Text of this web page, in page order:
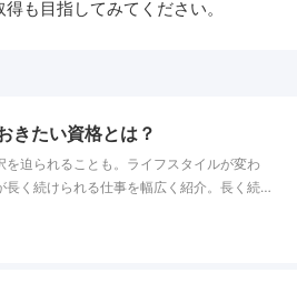
も目指してみてください。
きたい資格とは？
迫られることも。ライフスタイルが変わ
く続けられる仕事を幅広く紹介。長く続